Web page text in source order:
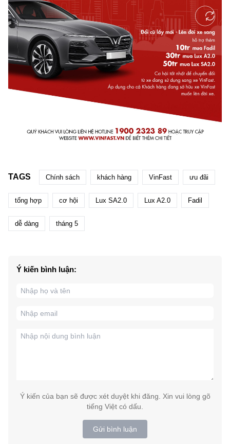
TAGS Chính sách khách hàng VinFast ưu đãi
tổng hợp cơ hội Lux SA2.0 Lux A2.0 Fadil
dễ dàng tháng 5
Ý kiến bình luận:
Ý kiến của bạn sẽ được xét duyệt khi đăng. Xin vui lòng gõ
tiếng Việt có dấu.
Gửi bình luận